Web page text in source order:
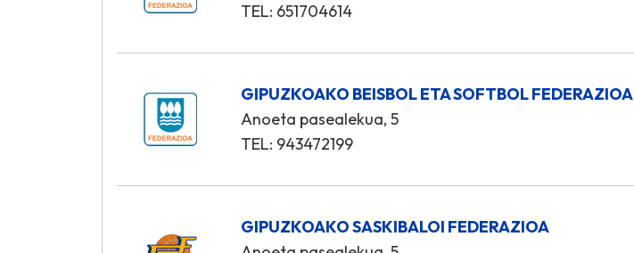
TEL: 651704614
GIPUZKOAKO BEISBOL ETA SOFTBOL FEDERAZIOA
Anoeta pasealekua, 5
TEL: 943472199
GIPUZKOAKO SASKIBALOI FEDERAZIOA